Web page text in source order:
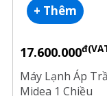
+ Thêm
17.600.000
Máy Lạnh Áp
Midea 1 Chiều